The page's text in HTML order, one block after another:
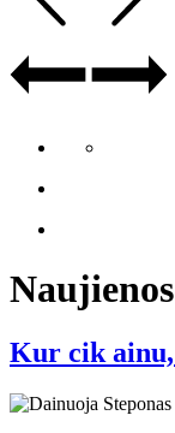
Naujienos
Kur cik